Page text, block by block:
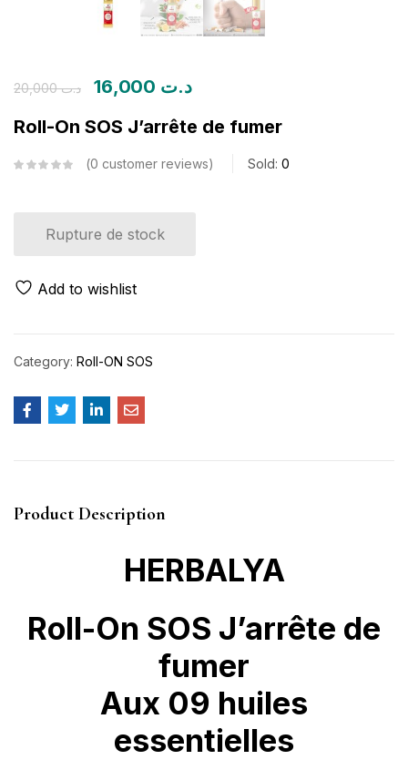
د.ت20,000 د.ت
Roll-On SOS J’arrête de fumer
0 customer reviews Sold: 0
Rupture de stock
Add to wishlist
Category: Roll-ON SOS
Product Description
HERBALYA
Roll-On SOS J’arrête de
fumer
Aux 09 huiles
essentielles